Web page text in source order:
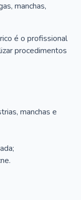
manchas,
é o profissional
procedimentos
manchas e